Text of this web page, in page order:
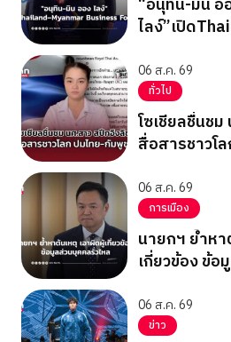
ไลง์”เปิด
06 ส.ค. 69
ทั่วไป
โซเชียลชื่นช
สื่อสารชาวโ
06 ส.ค. 69
การเมือง
นายกฯ ย้ำห
เกี่ยวข้อง ข้
06 ส.ค. 69
ข่าว